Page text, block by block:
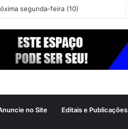
segunda-feira (10)
no Site Editais e Publicações